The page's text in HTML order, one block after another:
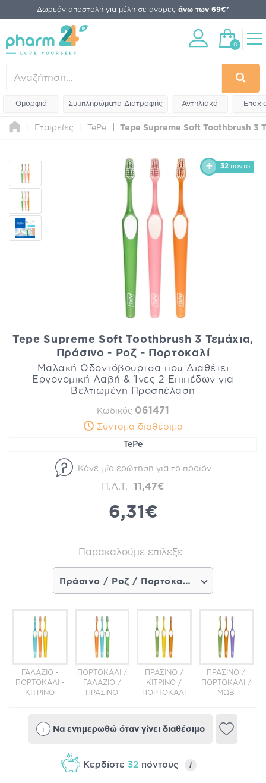
Δωρεάν αποστολή για μέλη σε αγορές άνω των 69€*
0
Ομορφιά Συμπληρώματα Διατροφής Αντηλιακά
Εταιρείες TePe Tepe Supreme Soft Toothbrush 3
32 πόντοι
Tepe Supreme Soft Toothbrush 3 Τεμάχια,
Πράσινο - Ροζ - Πορτοκαλί
Μαλακή Οδοντόβουρτσα που Διαθέτει
Εργονομική Λαβή & Ίνες 2 Επιπέδων για
Βελτιωμένη Προσπέλαση
Κωδικός 061471
Σύντομα διαθέσιμο
TePe
Κάνε μία ερώτηση για το προϊόν
Π.Λ.Τ. 11,47€
6,31€
Παρακαλούμε επίλεξε
Πράσινο / Ροζ / Πορτοκαλί (6,31€) - Σύντομα διαθέσιμο
ΓΑΛΆΖΙΟ -
ΠΟΡΤΟΚΑΛΊ -
ΚΊΤΡΙΝΟ
ΠΟΡΤΟΚΑΛΊ /
ΓΑΛΆΖΙΟ /
ΠΡΆΣΙΝΟ
ΠΡΆΣΙΝΟ /
ΚΊΤΡΙΝΟ /
ΠΟΡΤΟΚΑΛΊ
ΠΡΆΣΙΝΟ /
ΠΟΡΤΟΚΑΛΊ /
ΜΩΒ
i Να ενημερωθώ όταν γίνει διαθέσιμο
Κερδίστε 32 πόντους i